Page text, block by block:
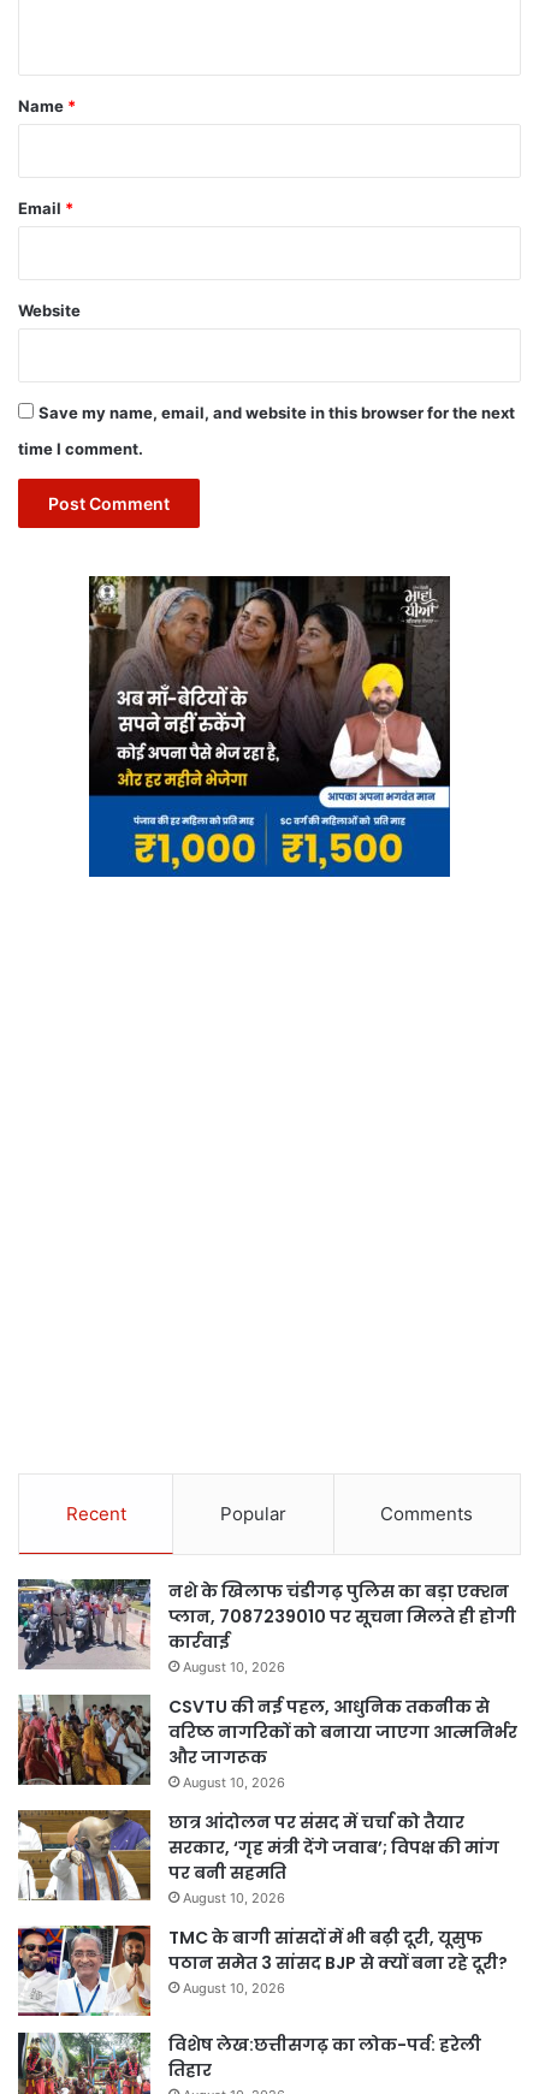
*
Name *
Email *
Website
Save my name, email, and website in this browser for the next
time I comment.
Recent Popular Comments
नशे के खिलाफ चंडीगढ़ पुलिस का बड़ा एक्शन
प्लान, 7087239010 पर सूचना मिलते ही होगी
कार्रवाई
August 10, 2026
CSVTU की नई पहल, आधुनिक तकनीक से
वरिष्ठ नागरिकों को बनाया जाएगा आत्मनिर्भर
और जागरूक
August 10, 2026
छात्र आंदोलन पर संसद में चर्चा को तैयार
सरकार, ‘गृह मंत्री देंगे जवाब’; विपक्ष की मांग
पर बनी सहमति
August 10, 2026
TMC के बागी सांसदों में भी बढ़ी दूरी, यूसुफ
पठान समेत 3 सांसद BJP से क्यों बना रहे दूरी?
August 10, 2026
विशेष लेख:छत्तीसगढ़ का लोक-पर्व: हरेली
तिहार